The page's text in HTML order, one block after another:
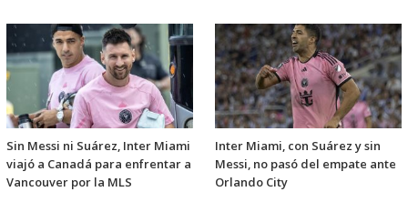
Sin Messi ni Suárez, Inter Miami
viajó a Canadá para enfrentar a
Vancouver por la MLS
Inter Miami, con Suárez y sin
Messi, no pasó del empate ante
Orlando City